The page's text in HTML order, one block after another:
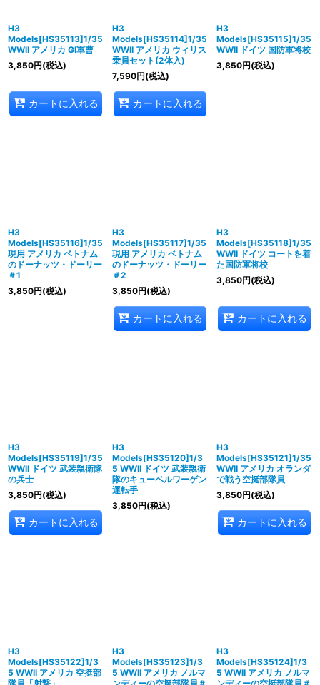
H3
Models[HS35113]1/35
WWII アメリカ GI軍曹
3,850円(税込)
カートに入れる
H3
Models[HS35114]1/35
WWII アメリカ ウィリス
乗員セット(2体入)
7,590円(税込)
カートに入れる
H3
Models[HS35115]1/35
WWII ドイツ 国防軍将校
3,850円(税込)
H3
Models[HS35116]1/35
現用 アメリカ ベトナム
のドーナッツ・ドーリー
＃1
3,850円(税込)
H3
Models[HS35117]1/35
現用 アメリカ ベトナム
のドーナッツ・ドーリー
＃2
3,850円(税込)
カートに入れる
H3
Models[HS35118]1/35
WWII ドイツ コートを着
た国防軍将校
3,850円(税込)
カートに入れる
H3
Models[HS35119]1/35
WWII ドイツ 武装親衛隊
の兵士
3,850円(税込)
カートに入れる
H3
Models[HS35120]1/3
5 WWII ドイツ 武装親衛
隊のキューベルワーゲン
運転手
3,850円(税込)
H3
Models[HS35121]1/35
WWII アメリカ オランダ
で戦う空挺部隊員
3,850円(税込)
カートに入れる
H3
Models[HS35122]1/3
5 WWII アメリカ 空挺部
H3
Models[HS35123]1/3
5 WWII アメリカ ノルマ
H3
Models[HS35124]1/3
5 WWII アメリカ ノルマ